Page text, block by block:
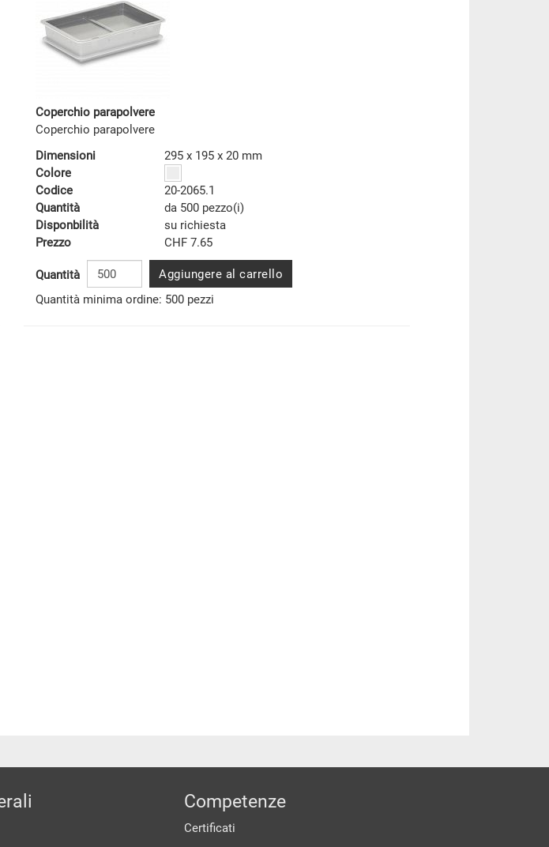
Coperchio parapolvere
Coperchio parapolvere
Dimensioni
295 x 195 x 20 mm
Colore
Codice
20-2065.1
Quantità
da 500 pezzo(i)
Disponbilità
su richiesta
Prezzo
CHF 7.65
Quantità
Aggiungere al carrello
Quantità minima ordine: 500 pezzi
Competenze
Certificati